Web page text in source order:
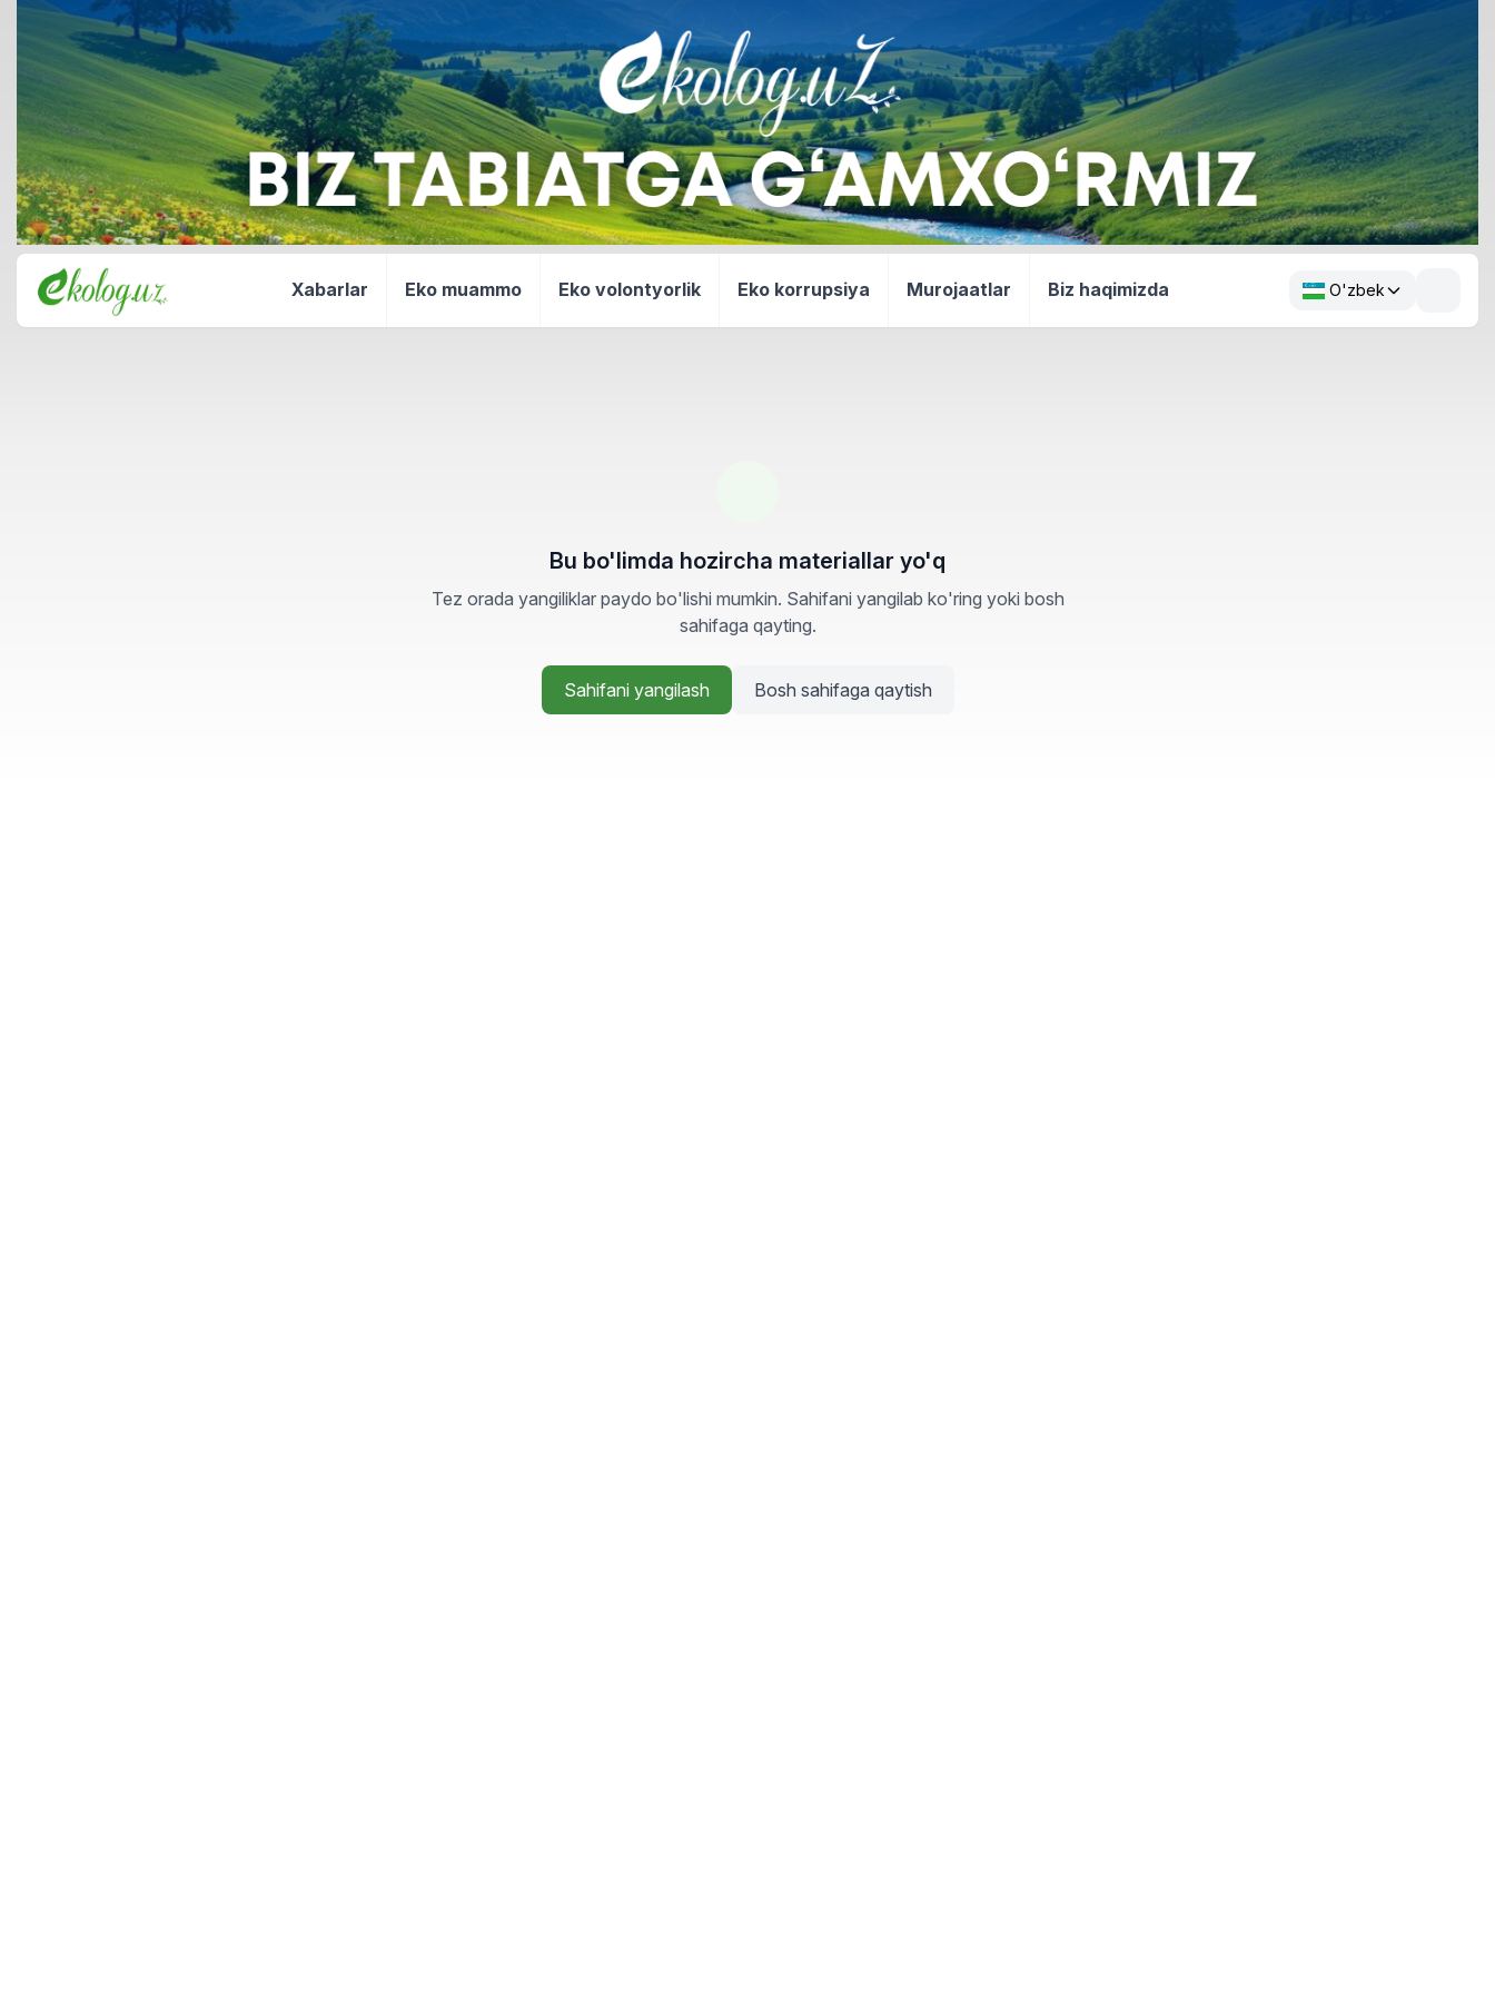
Xabarlar Eko muammo Eko volontyorlik Eko korrupsiya Murojaatlar Biz haqimizda O'zbek
Bu bo'limda hozircha materiallar yo'q
Tez orada yangiliklar paydo bo'lishi mumkin. Sahifani yangilab ko'ring yoki bosh
sahifaga qayting.
Sahifani yangilash Bosh sahifaga qaytish